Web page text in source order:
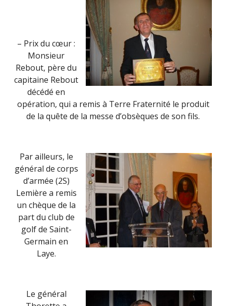
– Prix du cœur :
Monsieur
Rebout, père du
capitaine Rebout
décédé en
opération, qui a remis à Terre Fraternité le produit
de la quête de la messe d’obsèques de son fils.
Par ailleurs, le
général de corps
d’armée (2S)
Lemière a remis
un chèque de la
part du club de
golf de Saint-
Germain en
Laye.
Le général